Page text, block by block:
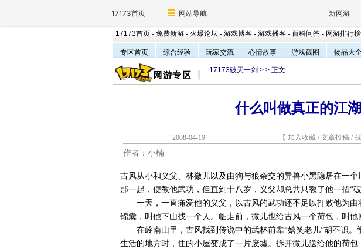
17173首页 网站导航 新网游
17173首页 - 免费新游 - 火爆论坛 - 游戏博客 - 游戏播客 - 百科问答 - 网游排行榜
专区首页 综合经验 玩家交流 心情故事 游戏截图 物品大
17173破天一剑 > > 正文
什么叫做真正的江湖
2008-04-19 【 加入收藏/ 文章投稿 /
作者：小楠
古风从小和义父、林微儿以及由狗与狼杂交的异兽小黑隐居在一
那一起，便教他武功，但直到十八岁，义父却总共只教了他一招“破
一天，一直痛爱他的义父，以古风的武功还不足以打败他为由
锦囊，叫他下山找一个人。临走前，微儿也给古风一个荷包，叫他
在岭南山里，古风找到传说中的武林前辈“嬉笑老儿”胡不识。
生活的地方时，住的小屋变成了一片废墟。拆开微儿送给他的荷